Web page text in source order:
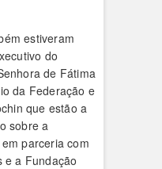
estiveram
do
de Fátima
da Federação e
que estão a
sobre a
parceria com
e a Fundação